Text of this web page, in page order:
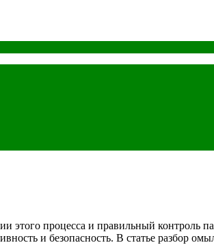
процесса и правильный контроль
и безопасность. В статье разбор